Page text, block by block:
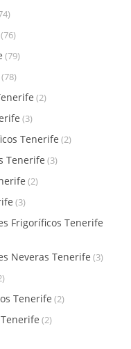
(76)
(79)
(78)
(2)
(3)
Tenerife (2)
Tenerife (3)
(2)
(3)
Frigoríficos Tenerife
Neveras Tenerife (3)
Tenerife (2)
(2)